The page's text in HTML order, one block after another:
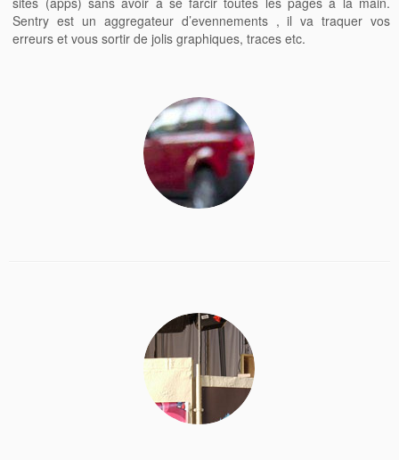
Sentry est un aggregateur d’evennements , il va traquer vos
erreurs et vous sortir de jolis graphiques, traces etc.